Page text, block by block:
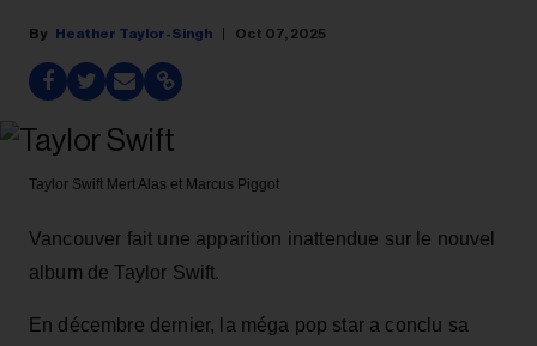
Heather Taylor-Singh Oct 07, 2025
Taylor Swift Mert Alas et Marcus Piggot
Vancouver fait une apparition inattendue sur le nouvel
album de Taylor Swift.
En décembre dernier, la méga pop star a conclu sa